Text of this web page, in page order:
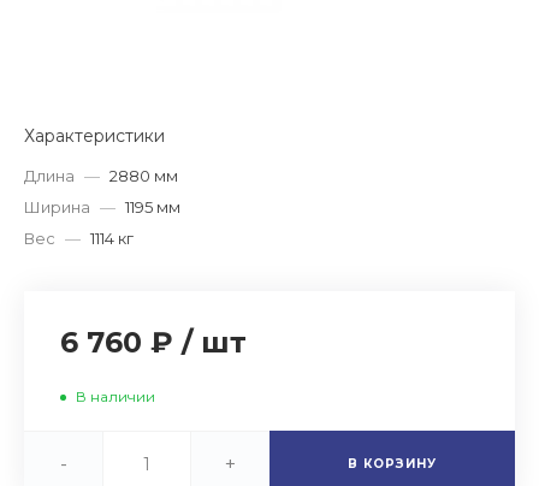
Характеристики
Длина — 2880 мм
Ширина — 1195 мм
Вес — 1114 кг
6 760 ₽ / шт
В наличии
- + В КОРЗИНУ